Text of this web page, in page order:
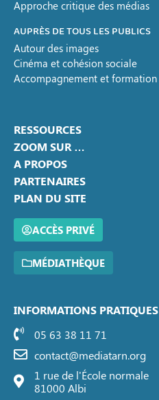
Approche critique des médias
AUPRÈS DE TOUS LES PUBLICS
Autour des images
Cinéma et cohésion sociale
Accompagnement et formation
RESSOURCES
ZOOM SUR …
A PROPOS
PARTENAIRES
PLAN DU SITE
ACCÈS PRIVÉ
MÉDIATHÈQUE
INFORMATIONS PRATIQUES
05 63 38 11 71
contact@mediatarn.org
1 rue de l'École normale
81000 Albi